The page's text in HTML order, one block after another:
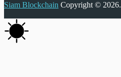
Siam Blockchain Copyright © 2026.